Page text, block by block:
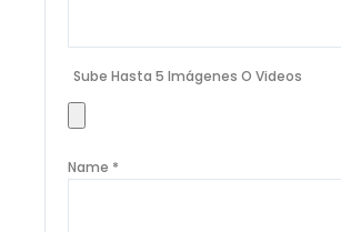
Sube Hasta 5 Imágenes O Videos
Name *